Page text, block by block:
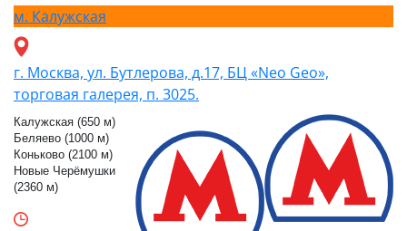
м. Калужская
г. Москва, ул. Бутлерова, д.17, БЦ «Neo Geo»,
торговая галерея, п. 3025.
Калужская (650 м)
Беляево (1000 м)
Коньково (2100 м)
Новые Черёмушки
(2360 м)